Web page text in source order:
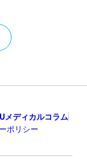
メディカルコラム
ポリシー